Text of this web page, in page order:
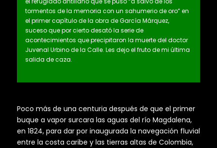
tormentos de la memoria con un sahumerio de oro” en
el primer capítulo de la obra de García Márquez,
suceso que por cierto desató la serie de
acontecimientos que precipitaron la muerte del doctor
Juvenal Urbino de la Calle. Les dejo el fruto de mi última
salida de caza.
Poco más de una centuria después de que el primer
buque a vapor surcara las aguas del río Magdalena,
en 1824, para dar por inaugurada la navegación fluvial
entre la costa caribe y las tierras altas de Colombia,